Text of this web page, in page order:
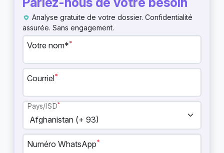
Analyse gratuite de votre dossier. Confidentialité
assurée. Sans engagement.
Votre nom**
Courriel*
Pays/ISD*
Numéro WhatsApp*